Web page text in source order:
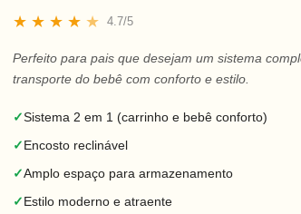
★ ★ ★ ★ ★ 4.7/5
Perfeito para pais que desejam um sistema
transporte do bebê com conforto e estilo.
✓Sistema 2 em 1 (carrinho e bebê conforto)
✓Encosto reclinável
✓Amplo espaço para armazenamento
✓Estilo moderno e atraente